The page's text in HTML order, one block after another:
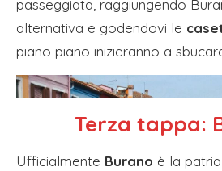
passeggiata, raggiungendo
alternativa e godendovi le
piano piano inizieranno a
Terza tappa:
Ufficialmente Burano è la